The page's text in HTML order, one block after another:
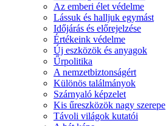
Az emberi élet védelme
Lássuk és halljuk egymást
Időjárás és előrejelzése
Értékeink védelme
Új eszközök és anyagok
Űrpolitika
A nemzetbiztonságért
Különös találmányok
Szárnyaló képzelet
Kis űreszközök nagy szerepe
Távoli világok kutatói